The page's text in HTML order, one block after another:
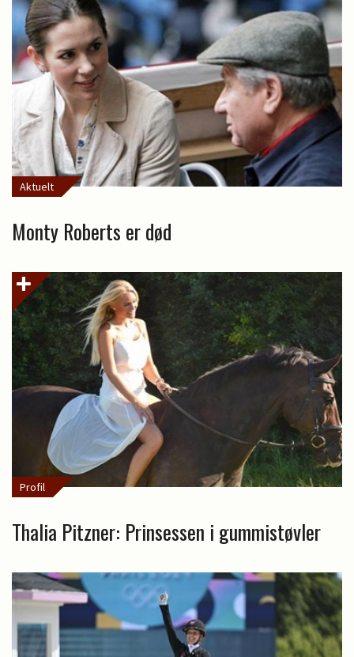
Aktuelt
Monty Roberts er død
Profil
Thalia Pitzner: Prinsessen i gummistøvler